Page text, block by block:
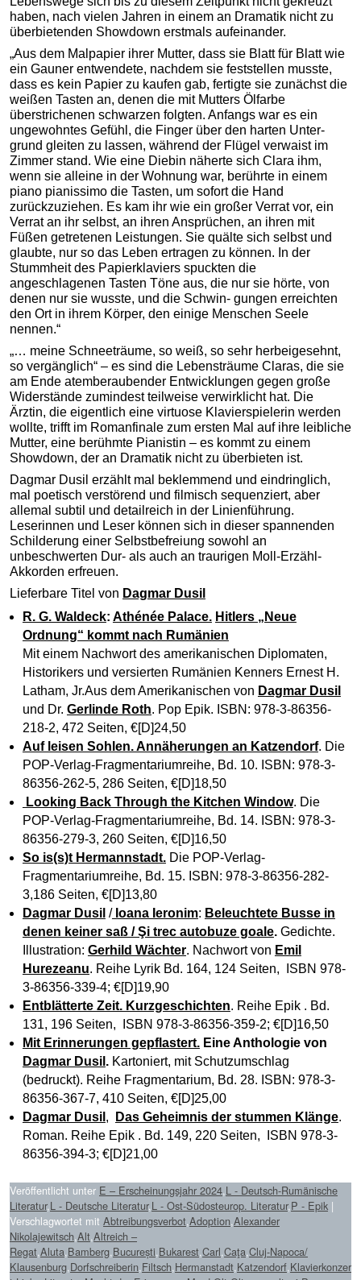
haben, nach vielen Jahren in einem an Dramatik nicht zu
überbietenden Showdown erstmals aufeinander.
„Aus dem Malpapier ihrer Mutter, dass sie Blatt für Blatt wie
ein Gauner entwendete, nachdem sie feststellen musste,
dass es kein Papier zu kaufen gab, fertigte sie zunächst die
weißen Tasten an, denen die mit Mutters Ölfarbe
überstrichenen schwarzen folgten. Anfangs war es ein
ungewohntes Gefühl, die Finger über den harten Unter-
grund gleiten zu lassen, während der Flügel verwaist im
Zimmer stand. Wie eine Diebin näher­te sich Clara ihm,
wenn sie alleine in der Wohnung war, berührte in einem
piano pianissimo die Tasten, um sofort die Hand
zurückzuziehen. Es kam ihr wie ein großer Verrat vor, ein
Verrat an ihr selbst, an ihren Ansprüchen, an ihren mit
Füßen getretenen Leistungen. Sie quälte sich selbst und
glaubte, nur so das Leben ertragen zu können. In der
Stummheit des Papier­klaviers spuckten die
angeschlagenen Tasten Töne aus, die nur sie hörte, von
denen nur sie wusste, und die Schwin- gungen erreichten
den Ort in ihrem Körper, den einige Menschen Seele
nennen.“
„… meine Schneeträume, so weiß, so sehr herbeigesehnt,
so vergänglich“ – es sind die Lebensträume Claras, die sie
am Ende atemberaubender Entwicklungen gegen große
Widerstände zumindest teilweise verwirklicht hat. Die
Ärztin, die eigentlich eine virtuose Klavierspielerin werden
wollte, trifft im Romanfinale zum ersten Mal auf ihre leibliche
Mutter, eine berühmte Pianistin – es kommt zu einem
Showdown, der an Dramatik nicht zu überbieten ist.
Dagmar Dusil erzählt mal beklemmend und eindringlich,
mal poetisch verstörend und filmisch sequenziert, aber
allemal subtil und detailreich in der Linienführung.
Leserinnen und Leser können sich in dieser spannenden
Schilderung einer Selbstbefreiung sowohl an
unbeschwerten Dur- als auch an traurigen Moll-Erzähl-
Akkorden erfreuen.
Lieferbare Titel von Dagmar Dusil
R. G. Waldeck: Athénée Palace. Hitlers „Neue
Ordnung“ kommt nach Rumänien
Mit einem Nachwort des amerikanischen Diplomaten,
Historikers und versierten Rumänien Kenners Ernest H.
Latham, Jr.Aus dem Amerikanischen von Dagmar Dusil
und Dr. Gerlinde Roth. Pop Epik. ISBN: 978-3-86356-
218-2, 472 Seiten, €[D]24,50
Auf leisen Sohlen. Annäherungen an Katzendorf. Die
POP-Verlag-Fragmentariumreihe, Bd. 10. ISBN: 978-3-
86356-262-5, 286 Seiten, €[D]18,50
Looking Back Through the Kitchen Window. Die
POP-Verlag-Fragmentariumreihe, Bd. 14. ISBN: 978-3-
86356-279-3, 260 Seiten, €[D]16,50
So is(s)t Hermannstadt.Die POP-Verlag-
Fragmentariumreihe, Bd. 15. ISBN: 978-3-86356-282-
3,186 Seiten, €[D]13,80
Dagmar Dusil /Ioana Ieronim: Beleuchtete Busse in
denen keiner saß / Şi trec autobuze goale.Gedichte.
Illustration: Gerhild Wächter. Nachwort von Emil
Hurezeanu. Reihe Lyrik Bd. 164, 124 Seiten, ISBN 978-
3-86356-339-4; €[D]19,90
Entblätterte Zeit. Kurzgeschichten. Reihe Epik . Bd.
131, 196 Seiten, ISBN 978-3-86356-359-2; €[D]16,50
Mit Erinnerungen gepflastert.Eine Anthologie von
Dagmar Dusil .Kartoniert, mit Schutzumschlag
(bedruckt). Reihe Fragmentarium, Bd. 28. ISBN: 978-3-
86356-367-7, 410 Seiten, €[D]25,00
Dagmar Dusil , Das Geheimnis der stummen Klänge.
Roman. Reihe Epik . Bd. 149, 220 Seiten, ISBN 978-3-
86356-394-3; €[D]21,00
Veröffentlicht unter E – Erscheinungsjahr 2024,L - Deutsch-Rumänische
Literatur,L - Deutsche Literatur,L - Ost-Südosteurop. Literatur,P - Epik |
Verschlagwortet mit Abtreibungsverbot,Adoption,Alexander
Nikolajewitsch,Alt,Altreich –
Regat,Aluta,Bamberg,București,Bukarest,Carl,Caţa,Cluj-Napoca/
Klausenburg,Dorfschreiberin,Filtsch,Hermanstadt,Katzendorf,Klavierkonzer